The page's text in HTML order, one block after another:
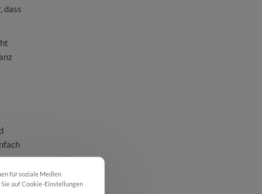
dass
für soziale Medien
Sie auf Cookie-Einstellungen